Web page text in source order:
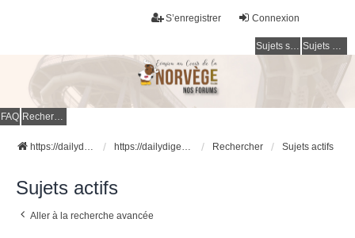
Connexion
S’enregistrer
Sujets sans réponse Sujets actifs
FAQ Rechercher
https://dailydigesthub.com https://dailydigesthub.com Rechercher Sujets actifs
Sujets actifs
Aller à la recherche avancée